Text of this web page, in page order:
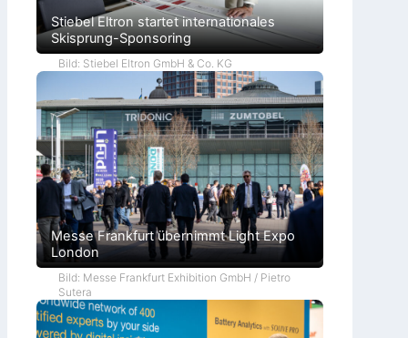
Stiebel Eltron startet internationales
Skisprung-Sponsoring
Bild: Stiebel Eltron GmbH & Co. KG
Messe Frankfurt übernimmt Light Expo
London
Bild: Messe Frankfurt Exhibition GmbH / Pietro
Sutera